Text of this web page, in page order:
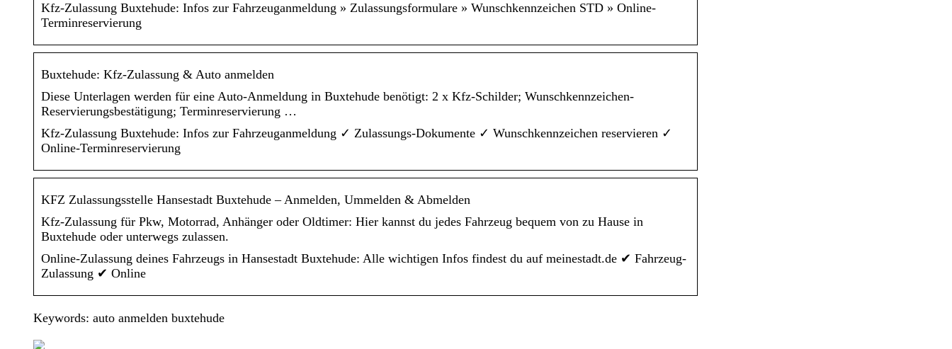
Kfz-Zulassung Buxtehude: Infos zur Fahrzeuganmeldung » Zulassungsformulare » Wunschkennzeichen STD » Online-
Terminreservierung
Buxtehude: Kfz-Zulassung & Auto anmelden
Diese Unterlagen werden für eine Auto-Anmeldung in Buxtehude benötigt: 2 x Kfz-Schilder; Wunschkennzeichen-
Reservierungsbestätigung; Terminreservierung …
Kfz-Zulassung Buxtehude: Infos zur Fahrzeuganmeldung ✓ Zulassungs-Dokumente ✓ Wunschkennzeichen reservieren ✓
Online-Terminreservierung
KFZ Zulassungsstelle Hansestadt Buxtehude – Anmelden, Ummelden & Abmelden
Kfz-Zulassung für Pkw, Motorrad, Anhänger oder Oldtimer: Hier kannst du jedes Fahrzeug bequem von zu Hause in
Buxtehude oder unterwegs zulassen.
Online-Zulassung deines Fahrzeugs in Hansestadt Buxtehude: Alle wichtigen Infos findest du auf meinestadt.de ✔ Fahrzeug-
Zulassung ✔ Online
Keywords: auto anmelden buxtehude